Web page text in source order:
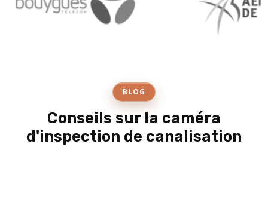
BLOG
Conseils sur la caméra
d'inspection de canalisation